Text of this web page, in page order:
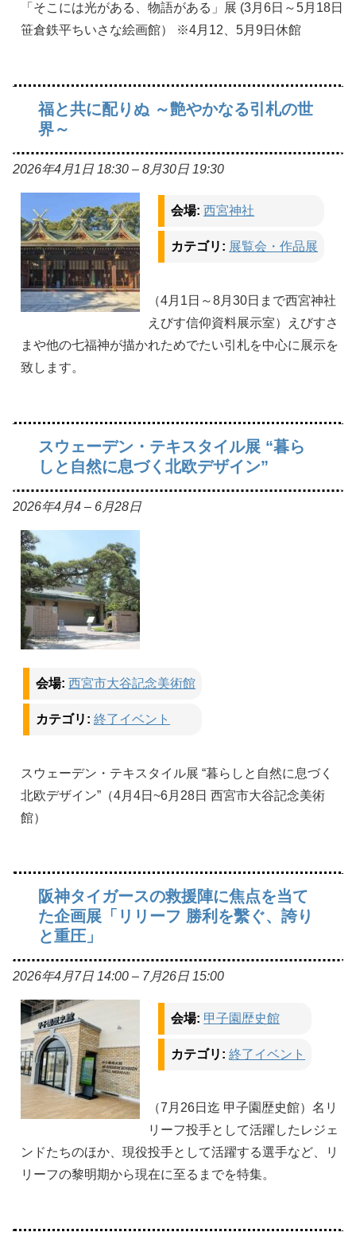
「そこには光がある、物語がある」展 (3月6日～5月18日
笹倉鉄平ちいさな絵画館） ※4月12、5月9日休館
福と共に配りぬ ～艶やかなる引札の世
界～
2026年4月1日 18:30 – 8月30日 19:30
会場: 西宮神社
カテゴリ: 展覧会・作品展
（4月1日～8月30日まで西宮神社
えびす信仰資料展示室）えびすさ
まや他の七福神が描かれためでたい引札を中心に展示を
致します。
スウェーデン・テキスタイル展 “暮ら
しと自然に息づく北欧デザイン”
2026年4月4 – 6月28日
会場: 西宮市大谷記念美術館
カテゴリ: 終了イベント
スウェーデン・テキスタイル展 “暮らしと自然に息づく
北欧デザイン”（4月4日~6月28日 西宮市大谷記念美術
館）
阪神タイガースの救援陣に焦点を当て
た企画展「リリーフ 勝利を繫ぐ、誇り
と重圧」
2026年4月7日 14:00 – 7月26日 15:00
会場: 甲子園歴史館
カテゴリ: 終了イベント
（7月26日迄 甲子園歴史館）名リ
リーフ投手として活躍したレジェ
ンドたちのほか、現役投手として活躍する選手など、リ
リーフの黎明期から現在に至るまでを特集。